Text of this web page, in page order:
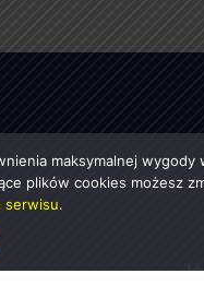
maksymalnej
plików cookies możesz
serwisu.